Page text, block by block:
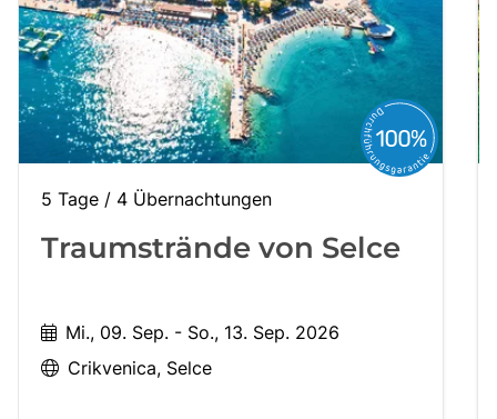
5 Tage / 4 Übernachtungen
Traumstrände von Selce
Mi., 09. Sep. - So., 13. Sep. 2026
Crikvenica Selce